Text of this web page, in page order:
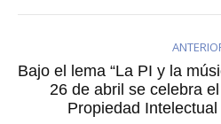
Bajo el lema “La PI y la
26 de abril se celebra
Propiedad